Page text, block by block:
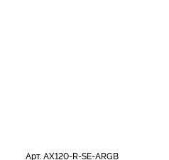
Арт. AX120-R-SE-ARGB